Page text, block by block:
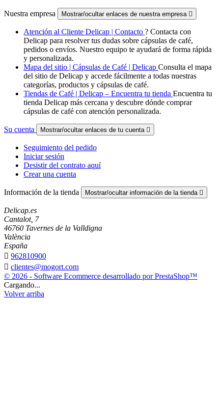
Nuestra empresa Mostrar/ocultar enlaces de nuestra empresa 
Atención al Cliente Delicap | Contacto ? Contacta con
Delicap para resolver tus dudas sobre cápsulas de café,
pedidos o envíos. Nuestro equipo te ayudará de forma rápida
y personalizada.
Mapa del sitio | Cápsulas de Café | Delicap Consulta el mapa
del sitio de Delicap y accede fácilmente a todas nuestras
categorías, productos y cápsulas de café.
Tiendas de Café | Delicap – Encuentra tu tienda Encuentra tu
tienda Delicap más cercana y descubre dónde comprar
cápsulas de café con atención personalizada.
Su cuenta Mostrar/ocultar enlaces de tu cuenta 
Seguimiento del pedido
Iniciar sesión
Desistir del contrato aquí
Crear una cuenta
Información de la tienda Mostrar/ocultar información de la tienda 
Delicap.es
Cantalot, 7
46760 Tavernes de la Valldigna
València
España
 962810900
 clientes@mogort.com
© 2026 - Software Ecommerce desarrollado por PrestaShop™
Cargando...
Volver arriba